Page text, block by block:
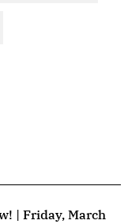
| Friday, March